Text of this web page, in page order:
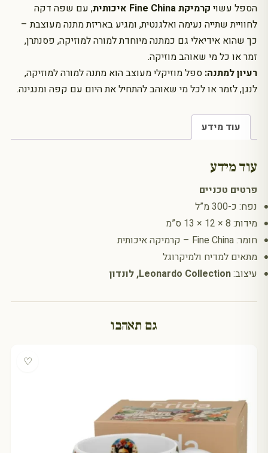
הספל עשוי קרמיקת Fine China איכותית
, עם שפה דקה
לחוויית שתייה נעימה ואלגנטית, ומגיע באריזת מתנה מעוצבת –
כך שהוא אידיאלי גם כמתנה מיוחדת למורה למוזיקה, פסנתרן,
זמר או כל מי שאוהב מוזיקה.
רעיון למתנה: ספל מוזיקלי מעוצב הוא מתנה למורה למוזיקה,
לנגן, לזמר או לכל מי שאוהב להתחיל את היום עם קפה ומנגינה.
עוד מידע
עוד מידע
פרטים טכניים
נפח: כ-300 מ”ל
מידות: ‎13 × 12 × 8 ס”מ
חומר: Fine China – קרמיקה איכותית
מתאים למדיח ולמיקרוגל
עיצוב:Leonardo Collection, לונדון
גם תאהבו
♡